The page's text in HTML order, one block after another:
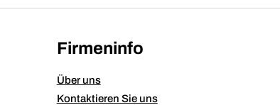
Firmeninfo
Über uns
Kontaktieren Sie uns